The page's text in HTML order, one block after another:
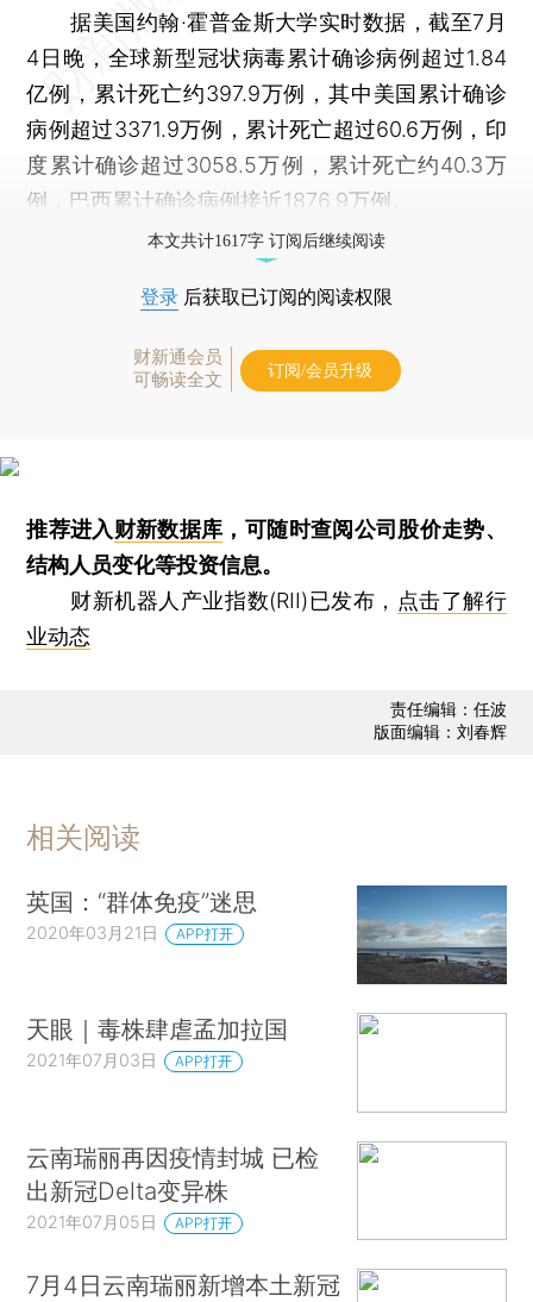
据美国约翰·霍普金斯大学实时数据，截至7月
4日晚，全球新型冠状病毒累计确诊病例超过1.84
亿例，累计死亡约397.9万例，其中美国累计确诊
病例超过3371.9万例，累计死亡超过60.6万例，印
度累计确诊超过3058.5万例，累计死亡约40.3万
例，巴西累计确诊病例接近1876.9万例。
本文共计1617字 订阅后继续阅读
登录 后获取已订阅的阅读权限
财新通会员
可畅读全文
订阅/会员升级
推荐进入财新数据库 ，可随时查阅公司股价走势、
结构人员变化等投资信息。
财新机器人产业指数(RII)已发布， 点击了解行
业动态
责任编辑：任波
版面编辑：刘春辉
相关阅读
英国：“群体免疫”迷思
2020年03月21日 APP打开
天眼｜毒株肆虐孟加拉国
2021年07月03日 APP打开
云南瑞丽再因疫情封城 已检
出新冠Delta变异株
2021年07月05日 APP打开
7月4日云南瑞丽新增本土新冠